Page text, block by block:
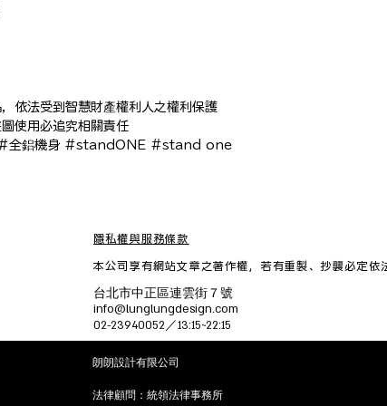
依法受到智慧財產權利人之權利保護
使用必追究相關責任
鋁機身 #standONE #stand one
隱私權與服務條款
本公司享有網站文章之著作權， 若有重製、抄襲必定依
台北市中正區連雲街７號
info@lunglungdesign.com
02-23940052／13:15~22:15
朗朗設計有限公司
法律顧問：統領法律事務所